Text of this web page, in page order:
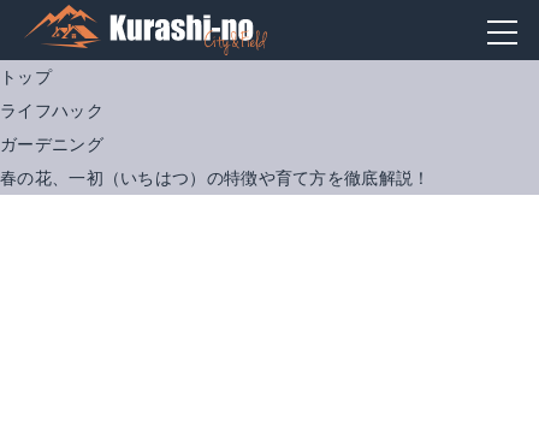
トップ
ライフハック
ガーデニング
春の花、一初（いちはつ）の特徴や育て方を徹底解説！